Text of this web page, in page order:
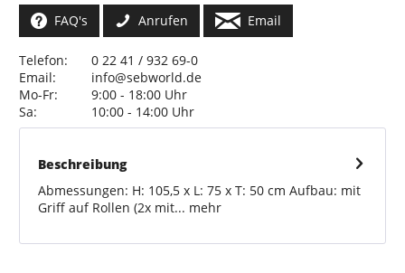
FAQ's Anrufen Email
Telefon:
0 22 41 / 932 69-0
Email:
info@sebworld.de
Mo-Fr:
9:00 - 18:00 Uhr
Sa:
10:00 - 14:00 Uhr
Beschreibung
Abmessungen: H: 105,5 x L: 75 x T: 50 cm Aufbau: mit
Griff auf Rollen (2x mit... mehr